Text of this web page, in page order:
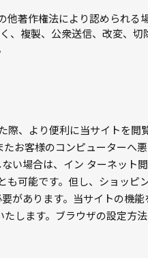
著作権法により認められる
、複製、公衆送信、改変、切
際、より便利に当サイトを閲
お客様のコンピューターへ
い場合は、イン ターネット
可能です。但し、ショッピ
があります。当サイトの機
します。ブラウザの設定方